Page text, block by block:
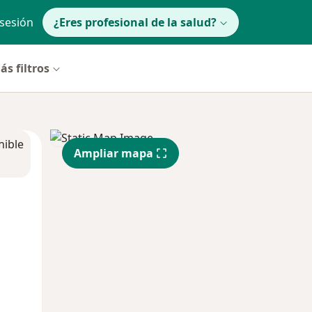
¿Eres profesional de la salud?
filtros
Ampliar mapa